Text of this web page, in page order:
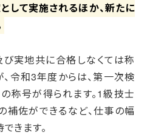
して実施されるほか、新たに
実地共に合格しなくては称
令和3年度からは、第一次検
称号が得られます。1級技士
補佐ができるなど、仕事の幅
きます。